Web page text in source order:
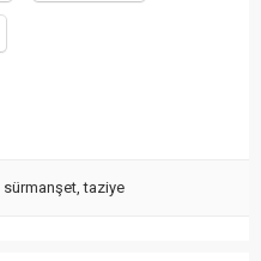
sürmanşet,taziye